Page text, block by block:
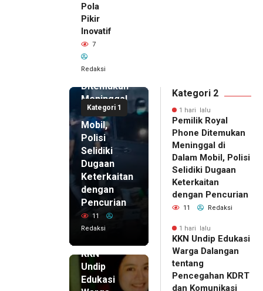
Pola
Pikir
Inovatif
7
Redaksi
Kategori 1
1 hari lalu
Pemilik
Royal
Phone
Ditemukan
Meninggal
di Dalam
Mobil,
Polisi
Selidiki
Dugaan
Keterkaitan
dengan
Pencurian
11
Redaksi
KKN
Undip
Edukasi
Kategori 2
1 hari lalu
Pemilik Royal
Phone Ditemukan
Meninggal di
Dalam Mobil, Polisi
Selidiki Dugaan
Keterkaitan
dengan Pencurian
11 Redaksi
1 hari lalu
KKN Undip Edukasi
Warga Dalangan
tentang
Pencegahan KDRT
dan Komunikasi